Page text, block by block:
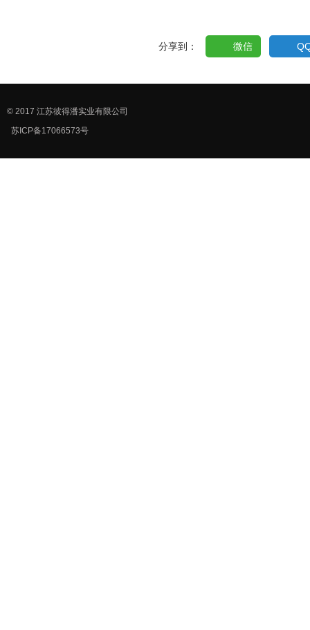
分享到： 微信
© 2017 江苏彼得潘实业有限公司
苏ICP备17066573号